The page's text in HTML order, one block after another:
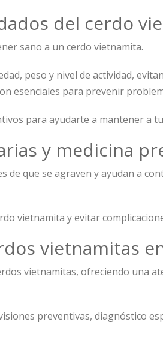
del cerdo
sano a un cerdo vietnamita.
peso y nivel de actividad,
esenciales para prevenir
para ayudarte a mantener a
y medicina
que se agraven y ayudan a
vietnamita y evitar
vietnamitas
vietnamitas, ofreciendo una
preventivas, diagnóstico